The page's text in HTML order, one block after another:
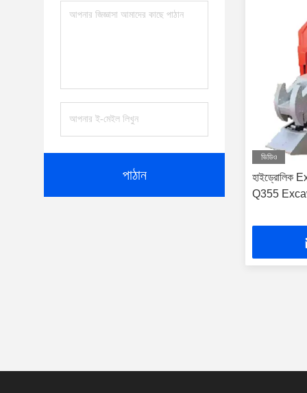
পাঠান
ভিডিও
হাইড্রোলিক
Q355